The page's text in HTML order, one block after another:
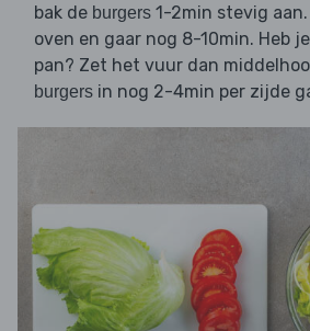
bak de burgers 1-2min stevig
oven en gaar nog 8-10min. Heb
pan? Zet het vuur dan
burgers in nog 2-4min per zijde